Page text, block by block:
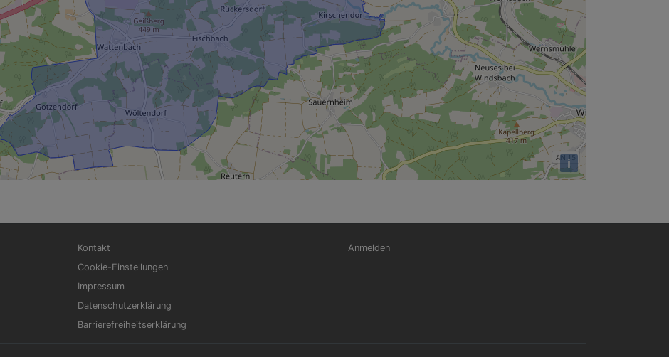
i
Fußbereichsmenü
Kontakt
Cookie-Einstellungen
Impressum
Datenschutzerklärung
Barrierefreiheitserklärung
Benutzermenü
Anmelden